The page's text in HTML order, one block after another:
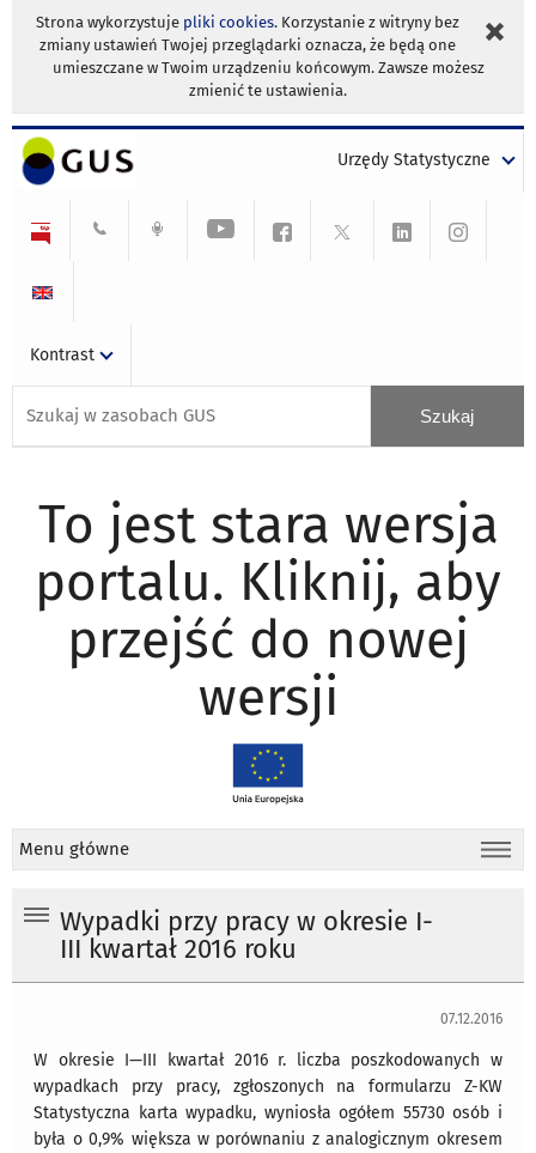
Strona wykorzystuje pliki cookies. Korzystanie z witryny bez
zmiany ustawień Twojej przeglądarki oznacza, że będą one
umieszczane w Twoim urządzeniu końcowym. Zawsze możesz
zmienić te ustawienia.
Urzędy Statystyczne
Kontrast
To jest stara wersja
portalu. Kliknij, aby
przejść do nowej
wersji
Menu główne
Wypadki przy pracy w okresie I-
III kwartał 2016 roku
07.12.2016
W okresie I—III kwartał 2016 r. liczba poszkodowanych w
wypadkach przy pracy, zgłoszonych na formularzu Z-KW
Statystyczna karta wypadku, wyniosła ogółem 55730 osób i
była o 0,9% większa w porównaniu z analogicznym okresem